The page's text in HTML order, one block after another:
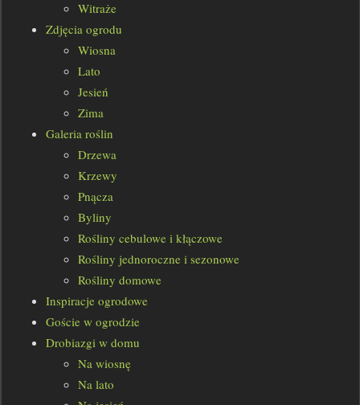
Witraże
Zdjęcia ogrodu
Wiosna
Lato
Jesień
Zima
Galeria roślin
Drzewa
Krzewy
Pnącza
Byliny
Rośliny cebulowe i kłączowe
Rośliny jednoroczne i sezonowe
Rośliny domowe
Inspiracje ogrodowe
Goście w ogrodzie
Drobiazgi w domu
Na wiosnę
Na lato